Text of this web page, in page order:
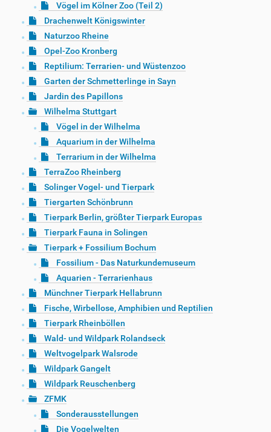
Vögel im Kölner Zoo (Teil 2)
Drachenwelt Königswinter
Naturzoo Rheine
Opel-Zoo Kronberg
Reptilium: Terrarien- und Wüstenzoo
Garten der Schmetterlinge in Sayn
Jardin des Papillons
Wilhelma Stuttgart
Vögel in der Wilhelma
Aquarium in der Wilhelma
Terrarium in der Wilhelma
TerraZoo Rheinberg
Solinger Vogel- und Tierpark
Tiergarten Schönbrunn
Tierpark Berlin, größter Tierpark Europas
Tierpark Fauna in Solingen
Tierpark + Fossilium Bochum
Fossilium - Das Naturkundemuseum
Aquarien - Terrarienhaus
Münchner Tierpark Hellabrunn
Fische, Wirbellose, Amphibien und Reptilien
Tierpark Rheinböllen
Wald- und Wildpark Rolandseck
Weltvogelpark Walsrode
Wildpark Gangelt
Wildpark Reuschenberg
ZFMK
Sonderausstellungen
Die Vogelwelten